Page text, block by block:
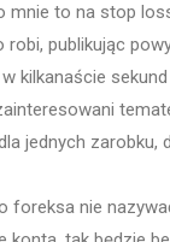
mnie to na stop
robi, publikując
kilkanaście
jednych zarobku,
foreksa nie